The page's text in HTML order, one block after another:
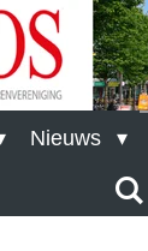
Nieuws